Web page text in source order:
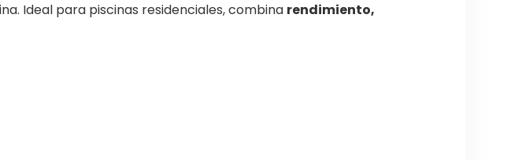
Ideal para piscinas residenciales, combina rendimiento,